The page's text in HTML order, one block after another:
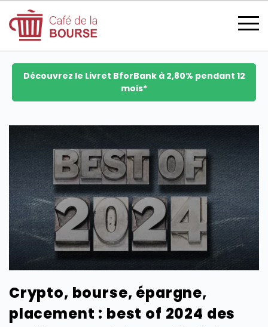
se connecter
devenir membre
CATÉGORIES
SECTIONS
Découvrez le Livret BforBank à 2,80% pendant 12
mois*
Crypto, bourse, épargne,
placement : best of 2024 des